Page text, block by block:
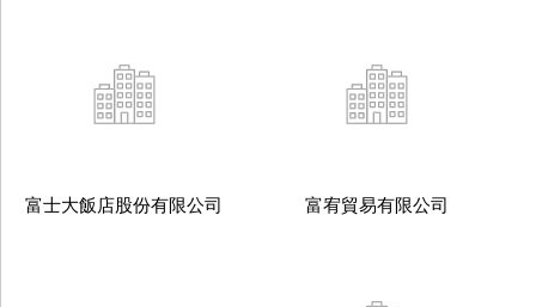
富士大飯店股份有限公司 富宥貿易有限公司